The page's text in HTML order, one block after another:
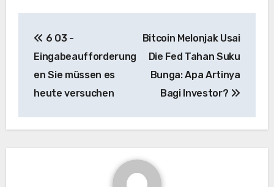
Navigation
6 O3 -
Eingabeaufforderung
en Sie müssen es
heute versuchen
Bitcoin Melonjak Usai
Die Fed Tahan Suku
Bunga: Apa Artinya
Bagi Investor?